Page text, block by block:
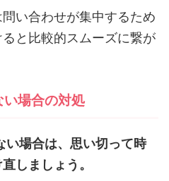
い合わせが集中するため
と比較的スムーズに繋が
場合の対処
場合は、思い切って時
しましょう。